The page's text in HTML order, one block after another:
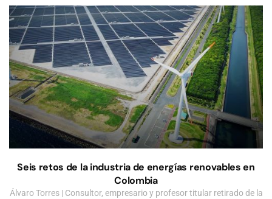
Seis retos de la industria de energías renovables en
Colombia
Álvaro Torres | Consultor, empresario y profesor titular retirado de la